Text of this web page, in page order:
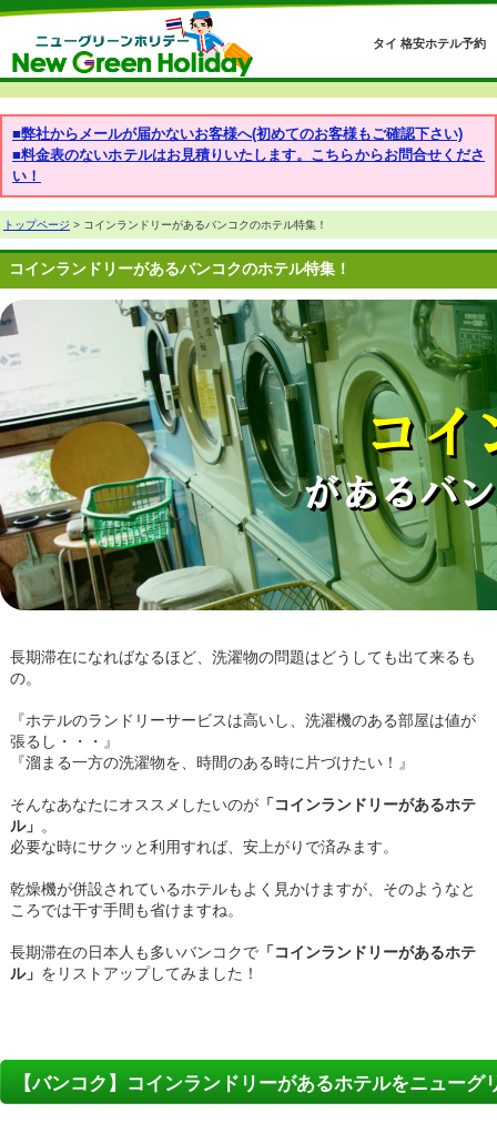
タイ 格安ホテル予約
■弊社からメールが届かないお客様へ(初めてのお客様もご確認下さい)
■料金表のないホテルはお見積りいたします。こちらからお問合せくださ
い！
トップページ > コインランドリーがあるバンコクのホテル特集！
コインランドリーがあるバンコクのホテル特集！
長期滞在になればなるほど、洗濯物の問題はどうしても出て来るも
の。
『ホテルのランドリーサービスは高いし、洗濯機のある部屋は値が
張るし・・・』
『溜まる一方の洗濯物を、時間のある時に片づけたい！』
そんなあなたにオススメしたいのが 「コインランドリーがあるホテ
ル」 。
必要な時にサクッと利用すれば、安上がりで済みます。
乾燥機が併設されているホテルもよく見かけますが、そのようなと
ころでは干す手間も省けますね。
長期滞在の日本人も多いバンコクで 「コインランドリーがあるホテ
ル」 をリストアップしてみました！
【バンコク】コインランドリーがあるホテルをニュー